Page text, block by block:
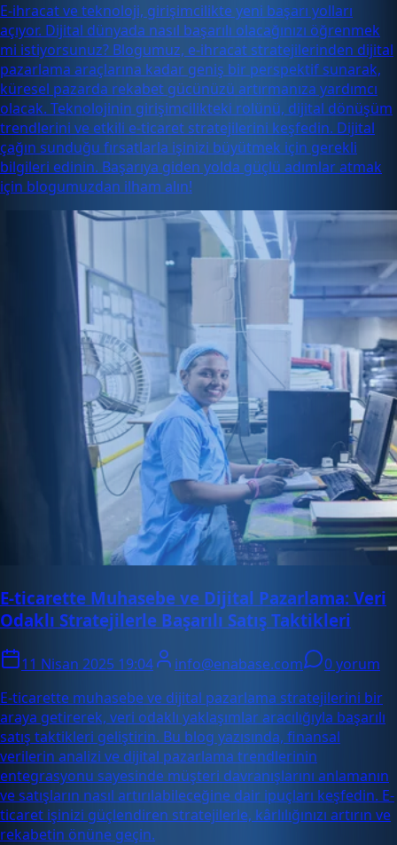
E-ihracat ve teknoloji, girişimcilikte yeni başarı yolları
açıyor. Dijital dünyada nasıl başarılı olacağınızı öğrenmek
mi istiyorsunuz? Blogumuz, e-ihracat stratejilerinden dijital
pazarlama araçlarına kadar geniş bir perspektif sunarak,
küresel pazarda rekabet gücünüzü artırmanıza yardımcı
olacak. Teknolojinin girişimcilikteki rolünü, dijital dönüşüm
trendlerini ve etkili e-ticaret stratejilerini keşfedin. Dijital
çağın sunduğu fırsatlarla işinizi büyütmek için gerekli
bilgileri edinin. Başarıya giden yolda güçlü adımlar atmak
için blogumuzdan ilham alın!
E-ticarette Muhasebe ve Dijital Pazarlama: Veri
Odaklı Stratejilerle Başarılı Satış Taktikleri
11 Nisan 2025 19:04 info@enabase.com
0 yorum
E-ticarette muhasebe ve dijital pazarlama stratejilerini bir
araya getirerek, veri odaklı yaklaşımlar aracılığıyla başarılı
satış taktikleri geliştirin. Bu blog yazısında, finansal
verilerin analizi ve dijital pazarlama trendlerinin
entegrasyonu sayesinde müşteri davranışlarını anlamanın
ve satışların nasıl artırılabileceğine dair ipuçları keşfedin. E-
ticaret işinizi güçlendiren stratejilerle, kârlılığınızı artırın ve
rekabetin önüne geçin.